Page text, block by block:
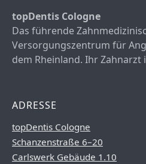
topDentis Cologne
Das führende
Versorgungszentrum für
dem Rheinland. Ihr Zahnarzt
ADRESSE
topDentis Cologne
Schanzenstraße 6–20
Carlswerk Gebäude 1.10